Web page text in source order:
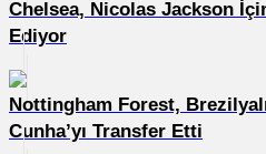
Chelsea, Nicolas Jackson
Ediyor
Nottingham Forest,
Cunha’yı Transfer Etti